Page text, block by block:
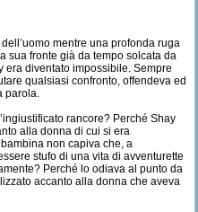
mentre una profonda ruga
sua fronte già da tempo solcata da
era diventato impossibile. Sempre
qualsiasi confronto, offendeva ed
parola.
rancore? Perché Shay
alla donna di cui si era
non capiva che, a
stufo di una vita di avventurette
Perché lo odiava al punto da
accanto alla donna che aveva